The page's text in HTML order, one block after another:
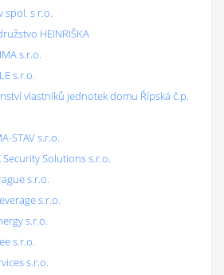
spol. s r.o.
HEINRIŠKA
s.r.o.
s.r.o.
vlastníků jednotek domu Řípská č.p.
STAV s.r.o.
Security Solutions s.r.o.
s.r.o.
s.r.o.
s.r.o.
s.r.o.
s.r.o.